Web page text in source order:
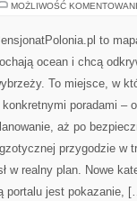
MOŻLIWOŚĆ
to
ocean i chcą
To miejsce, w
poradami –
aż po
przygodzie w
w realny plan. Nowe
portalu jest pokazanie,